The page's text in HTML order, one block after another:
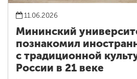
11.06.2026
Мининский
познакомил
с традиционной
России в 21 веке